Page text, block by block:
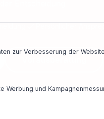
zur Verbesserung der
Werbung und